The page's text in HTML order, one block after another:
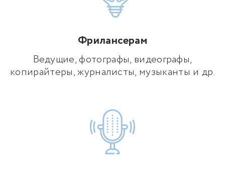
Фрилансерам
Ведущие, фотографы, видеографы,
копирайтеры, журналисты, музыканты и др.